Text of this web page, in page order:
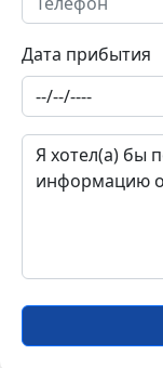
Дата прибытия